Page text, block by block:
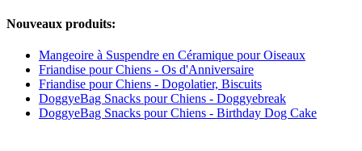
Nouveaux produits:
Mangeoire à Suspendre en Céramique pour Oiseaux
Friandise pour Chiens - Os d'Anniversaire
Friandise pour Chiens - Dogolatier, Biscuits
DoggyeBag Snacks pour Chiens - Doggyebreak
DoggyeBag Snacks pour Chiens - Birthday Dog Cake